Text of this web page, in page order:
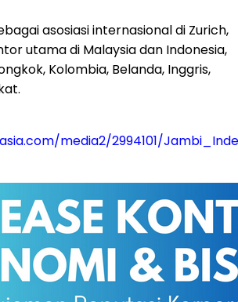
asosiasi internasional di Zurich,
utama di Malaysia dan Indonesia,
Kolombia, Belanda, Inggris,
media2/2994101/